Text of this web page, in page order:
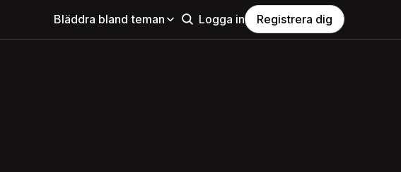
Bläddra bland teman Logga in Registrera dig